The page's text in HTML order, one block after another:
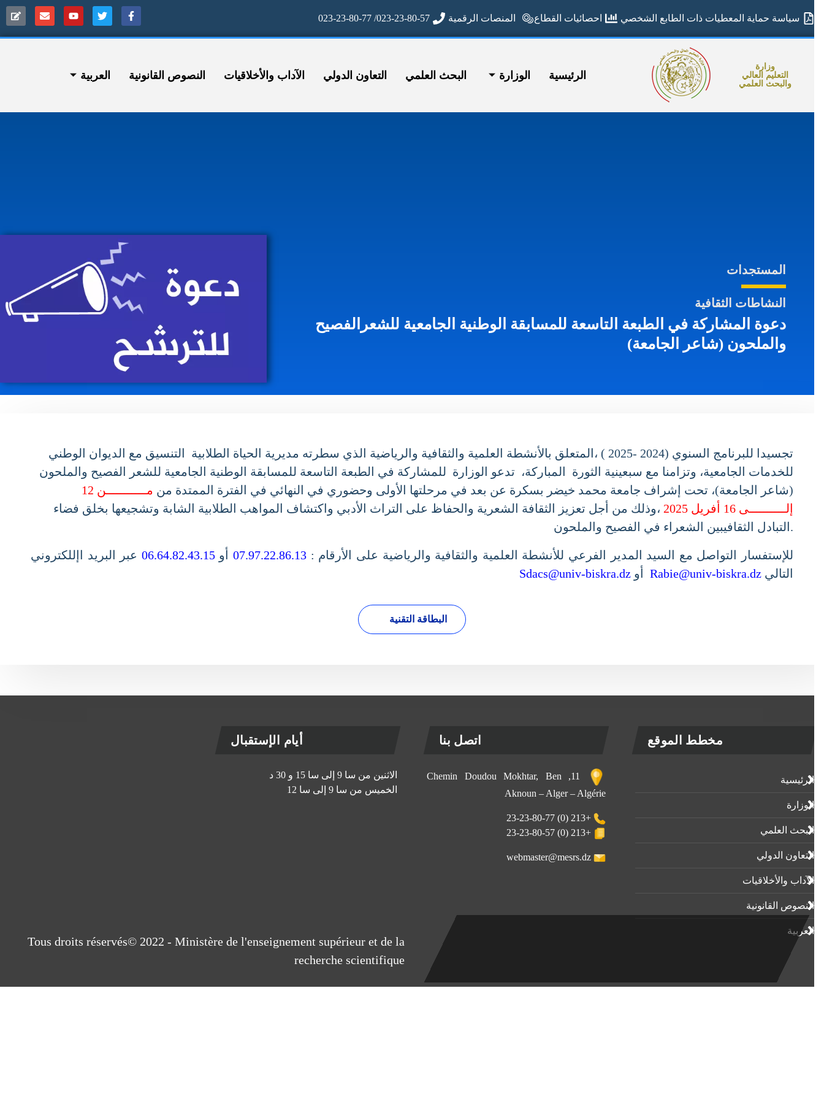
سياسة حماية المعطيات ذات الطابع الشخصي احصائيات القطاع المنصات الرقمية 023-23-80-57/ 023-23-80-77
وزارة
التعليم العالي
والبحث العلمي
الرئيسية الوزارة البحث العلمي التعاون الدولي الآداب واﻷخلاقيات النصوص القانونية العربية
المستجدات
النشاطات الثقافية
دعوة المشاركة في الطبعة التاسعة للمسابقة الوطنية الجامعية للشعرالفصيح
والملحون (شاعر الجامعة)
تجسيدا للبرنامج السنوي (2024 -2025 ) ،المتعلق بالأنشطة العلمية والثقافية والرياضية الذي سطرته مديرية الحياة الطلابية التنسيق مع الديوان الوطني
للخدمات الجامعية، وتزامنا مع سبعينية الثورة المباركة، تدعو الوزارة للمشاركة في الطبعة التاسعة للمسابقة الوطنية الجامعية للشعر الفصيح والملحون
(شاعر الجامعة)، تحت إشراف جامعة محمد خيضر بسكرة عن بعد في مرحلتها الأولى وحضوري في النهائي في الفترة الممتدة منمـــــــــــن 12
إلــــــــــى 16 أفريل 2025
،وذلك من أجل تعزيز الثقافة الشعرية والحفاظ على التراث الأدبي واكتشاف المواهب الطلابية الشابة وتشجيعها بخلق فضاء
للإستفسار التواصل مع السيد المدير الفرعي للأنشطة العلمية والثقافية والرياضية على الأرقام : 07.97.22.86.13أو06.64.82.43.15 عبر البريد اإللكتروني
التاليRabie@univ-biskra.dzأوSdacs@univ-biskra.dz
البطاقة التقنية
مخطط الموقع
الرئيسية
الوزارة
البحث العلمي
التعاون الدولي
الآداب واﻷخلاقيات
النصوص القانونية
العربية
اتصل بنا
11, Chemin Doudou Mokhtar, Ben
Aknoun – Alger – Algérie
+213 (0) 23-23-80-77
+213 (0) 23-23-80-57
webmaster@mesrs.dz
أيام الإستقبال
الاثنين من سا 9 إلى سا 15 و 30 د
الخميس من سا 9 إلى سا 12
Tous droits réservés© 2022 - Ministère de l'enseignement supérieur et de la
recherche scientifique